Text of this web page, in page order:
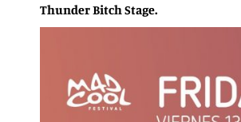
Thunder Bitch Stage.